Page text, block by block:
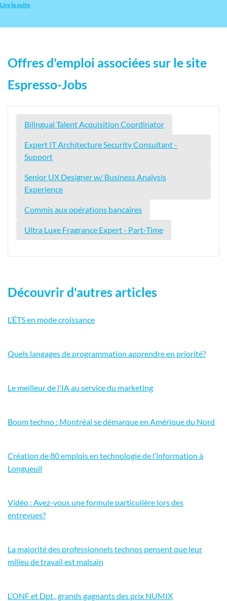
Lire la suite
Offres d'emploi associées sur le site
Espresso-Jobs
Bilingual Talent Acquisition Coordinator
Expert IT Architecture Security Consultant -
Support
Senior UX Designer w/ Business Analysis
Experience
Commis aux opérations bancaires
Ultra Luxe Fragrance Expert - Part-Time
Découvrir d'autres articles
L’ÉTS en mode croissance
Quels langages de programmation apprendre en priorité?
Le meilleur de l'IA au service du marketing
Boom techno : Montréal se démarque en Amérique du Nord
Création de 80 emplois en technologie de l’information à
Longueuil
Vidéo : Avez-vous une formule particulière lors des
entrevues?
La majorité des professionnels technos pensent que leur
milieu de travail est malsain
L’ONF et Dpt., grands gagnants des prix NUMIX